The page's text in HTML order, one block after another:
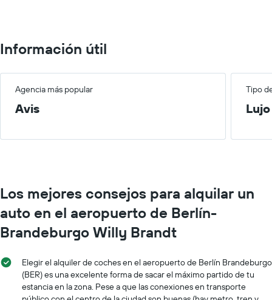
Información útil
Agencia más popular Tipo
Avis Lujo
Los mejores consejos para alquilar un
auto en el aeropuerto de Berlín-
Brandeburgo Willy Brandt
Elegir el alquiler de coches en el aeropuerto de Berlín Brandeburgo
(BER) es una excelente forma de sacar el máximo partido de tu
estancia en la zona. Pese a que las conexiones en transporte